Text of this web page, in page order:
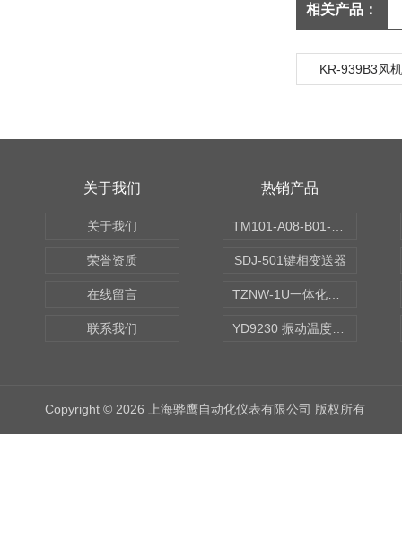
相关产品：
KR-939B3风
关于我们
关于我们
荣誉资质
在线留言
联系我们
热销产品
SDJ-501键相变送器
Copyright © 2026 上海骅鹰自动化仪表有限公司 版权所有